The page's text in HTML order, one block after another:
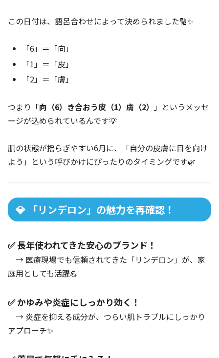
この日付は、語呂合わせによって決められました🔢✨
「6」＝「向」
「1」＝「皮」
「2」＝「膚」
つまり「向（6）き合おう皮（1）膚（2）
」というメッセ
ージが込められているんです💡
肌の状態が揺らぎやすい6月に、「自分の皮膚に目を向け
よう」という呼びかけにぴったりのタイミングです🌿
💎 「リンデロン」の魅力を再確認！
✅ 長年使われてきた安心のブランド！
→ 医療現場でも信頼されてきた「リンデロン」が、家
庭用としても活躍💪
✅ かゆみや炎症にしっかり効く！
→ 炎症を抑える成分が、つらい肌トラブルにしっかり
アプローチ✨